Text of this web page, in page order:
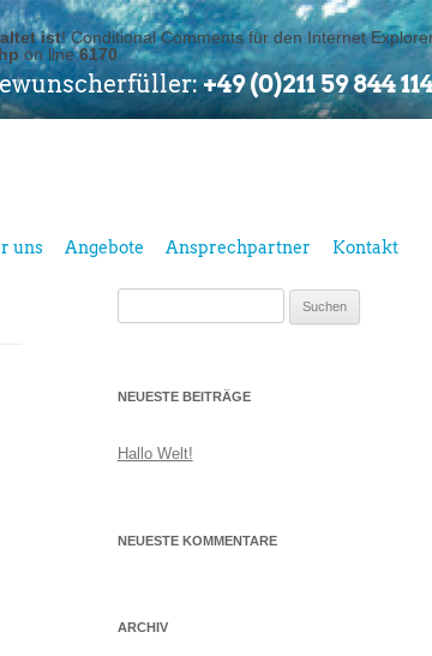
ist! Conditional Comments für den Internet
on line6170
+49 (0)211 59 844
uns Angebote Ansprechpartner Kontakt
NEUESTE BEITRÄGE
Hallo Welt!
NEUESTE KOMMENTARE
ARCHIV